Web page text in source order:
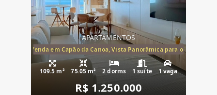
APARTAMENTOS
Mar à Venda em Capão da Canoa, Vista Panorâmica para o Mar, 2
109.5 m² 75.05 m² 2 dorms 1 suíte 1 vaga
R$ 1.250.000